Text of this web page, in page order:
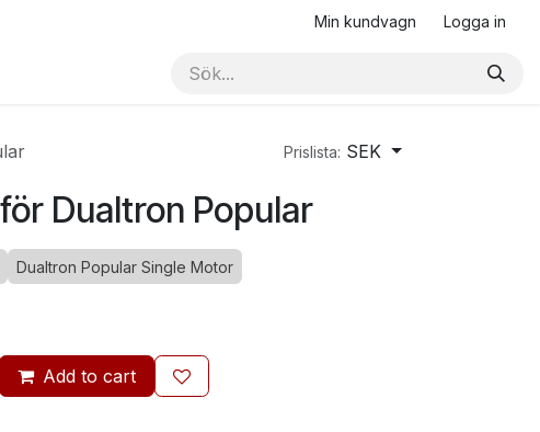
Min kundvagn Logga in
Prislista: SEK
Dualtron Popular
Dualtron Popular Single Motor
Add to cart